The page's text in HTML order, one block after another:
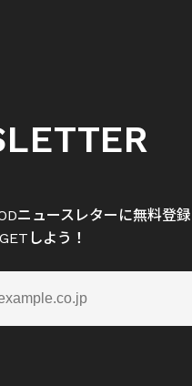
ニュースレターに無料登
しよう！